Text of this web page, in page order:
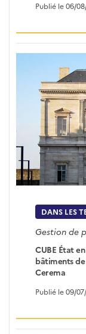
Publié le 06/
DANS LES
Gestion de
CUBE État
bâtiments de
Cerema
Publié le 09/